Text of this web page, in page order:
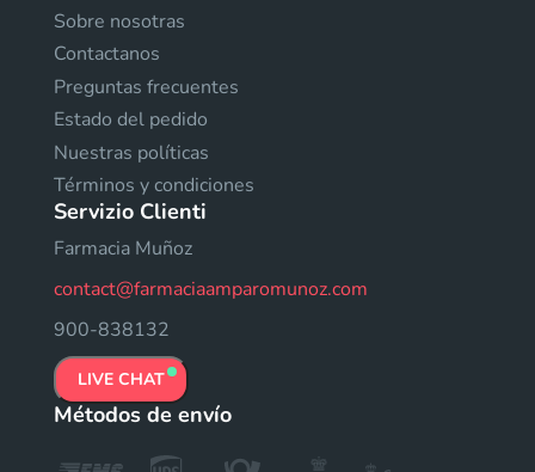
Sobre nosotras
Contactanos
Preguntas frecuentes
Estado del pedido
Nuestras políticas
Términos y condiciones
Servizio Clienti
Farmacia Muñoz
contact@farmaciaamparomunoz.com
900-838132
LIVE CHAT
Métodos de envío